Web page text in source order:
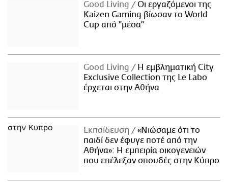
Good Living
Οι εργαζόμενοι της
Kaizen Gaming βίωσαν το World
Cup από "μέσα"
Good Living
Η εμβληματική City
Exclusive Collection της Le Labo
έρχεται στην Αθήνα
Εκπαίδευση
«Νιώσαμε ότι το
παιδί δεν έφυγε ποτέ από την
Αθήνα»: Η εμπειρία οικογενειών
που επέλεξαν σπουδές στην Κύπρο